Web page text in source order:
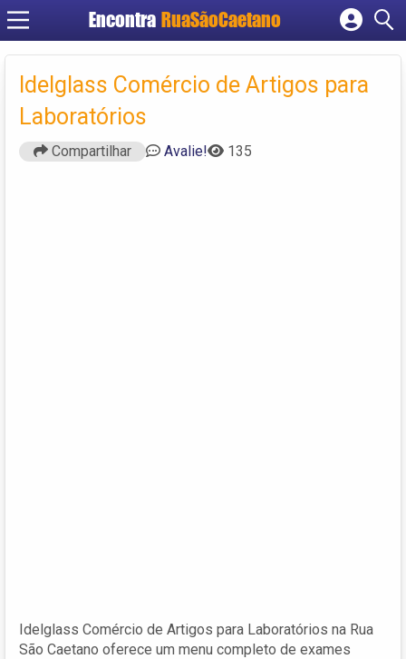
Encontra RuaSãoCaetano
Cadastrar empresa
Criar conta
Idelglass Comércio de Artigos para
Laboratórios
Compartilhar Avalie! 135
Idelglass Comércio de Artigos para Laboratórios na Rua
São Caetano oferece um menu completo de exames